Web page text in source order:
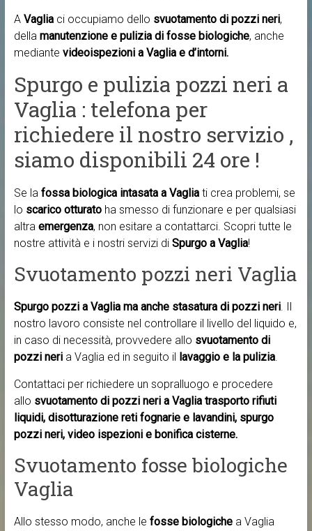
A Vaglia ci occupiamo dello svuotamento di pozzi neri,
della manutenzione e pulizia di fosse biologiche, anche
mediante videoispezioni a Vaglia e d’intorni.
Spurgo e pulizia pozzi neri a
Vaglia : telefona per
richiedere il nostro servizio ,
siamo disponibili 24 ore !
Se la fossa biologica intasata a Vagliati crea problemi, se
lo scarico otturatoha smesso di funzionare e per qualsiasi
altra emergenza, non esitare a contattarci. Scopri tutte le
nostre attività e i nostri servizi di Spurgo a Vaglia!
Svuotamento pozzi neri Vaglia
Spurgo pozzi a Vaglia ma anche stasatura di pozzi neri. Il
nostro lavoro consiste nel controllare il livello del liquido e,
in caso di necessità, provvedere allo svuotamento di
pozzi neria Vaglia ed in seguito il lavaggio e la pulizia.
Contattaci per richiedere un sopralluogo e procedere
allo svuotamento di pozzi neri a Vaglia trasporto rifiuti
liquidi, disotturazione reti fognarie e lavandini, spurgo
pozzi neri, video ispezioni e bonifica cisterne.
Svuotamento fosse biologiche
Vaglia
Allo stesso modo, anche le fosse biologichea Vaglia